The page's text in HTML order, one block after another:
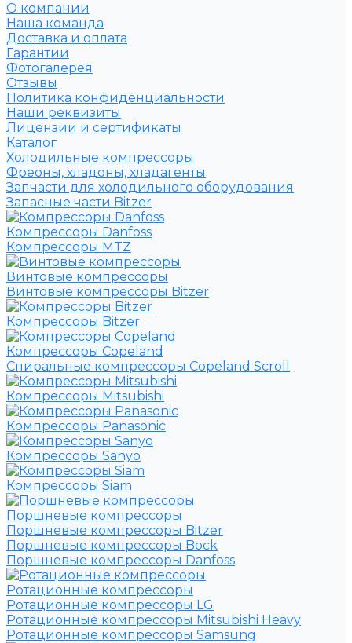
О компании
Наша команда
Доставка и оплата
Гарантии
Фотогалерея
Отзывы
Политика конфиденциальности
Наши реквизиты
Лицензии и сертификаты
Каталог
Холодильные компрессоры
Фреоны, хладоны, хладагенты
Запчасти для холодильного оборудования
Запасные части Bitzer
Компрессоры Danfoss
Компрессоры MTZ
Винтовые компрессоры
Винтовые компрессоры Bitzer
Компрессоры Bitzer
Компрессоры Copeland
Спиральные компрессоры Copeland Scroll
Компрессоры Mitsubishi
Компрессоры Panasonic
Компрессоры Sanyo
Компрессоры Siam
Поршневые компрессоры
Поршневые компрессоры Bitzer
Поршневые компрессоры Bock
Поршневые компрессоры Danfoss
Ротационные компрессоры
Ротационные компрессоры LG
Ротационные компрессоры Mitsubishi Heavy
Ротационные компрессоры Samsung